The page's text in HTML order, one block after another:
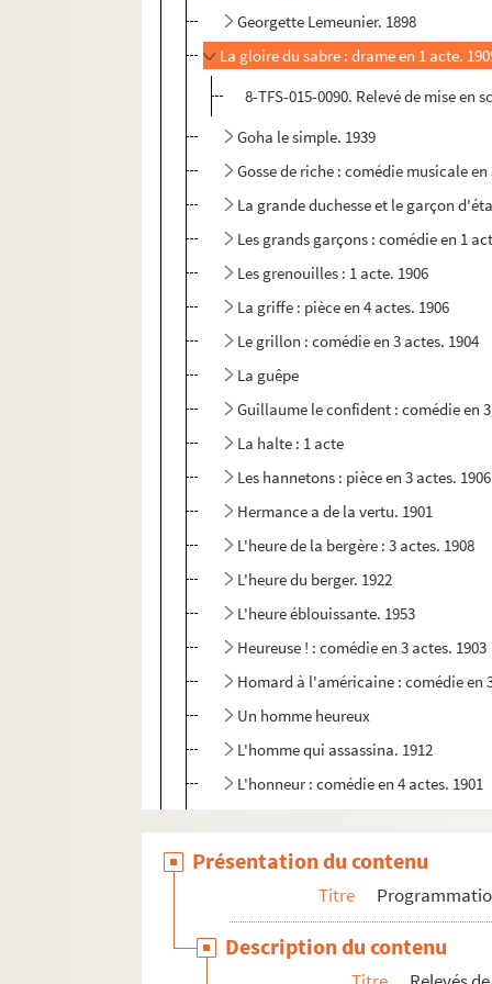
Georgette Lemeunier. 1898
La gloire du sabre : drame en 1 acte.
8-TFS-015-0090. Relevé de mise en
Goha le simple. 1939
Gosse de riche : comédie musicale en
La grande duchesse et le garçon
Les grands garçons : comédie en 1
Les grenouilles : 1 acte. 1906
La griffe : pièce en 4 actes. 1906
Le grillon : comédie en 3 actes. 1904
La guêpe
Guillaume le confident : comédie en
La halte : 1 acte
Les hannetons : pièce en 3 actes. 1906
Hermance a de la vertu. 1901
L'heure de la bergère : 3 actes. 1908
L'heure du berger. 1922
L'heure éblouissante. 1953
Heureuse ! : comédie en 3 actes. 1903
Homard à l'américaine : comédie en
Un homme heureux
L'homme qui assassina. 1912
L'honneur : comédie en 4 actes. 1901
Hue ! Cocotte : comédie en 1 acte
Huguette au volant. 1920
L'idée qu'on s'en fait
Les idiocrates
Présentation du contenu
Titre
Description du contenu